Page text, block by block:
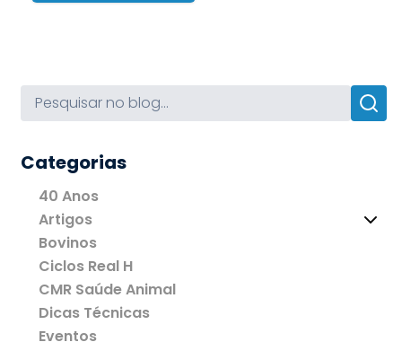
Categorias
40 Anos
Artigos
Bovinos
Ciclos Real H
CMR Saúde Animal
Dicas Técnicas
Eventos